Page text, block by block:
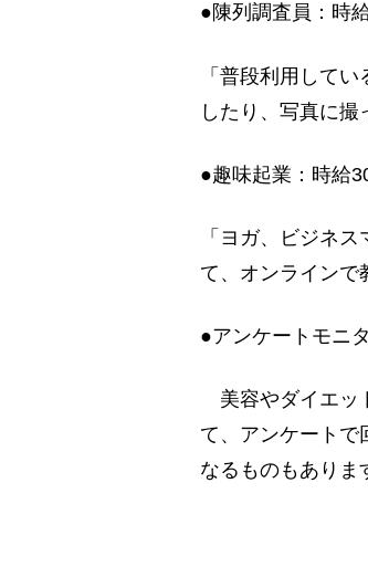
●陳列調査員：時
「普段利用して
したり、写真に撮
●趣味起業：時給
「ヨガ、ビジネ
て、オンラインで
●アンケートモニ
美容やダイエッ
て、アンケートで
なるものもありま